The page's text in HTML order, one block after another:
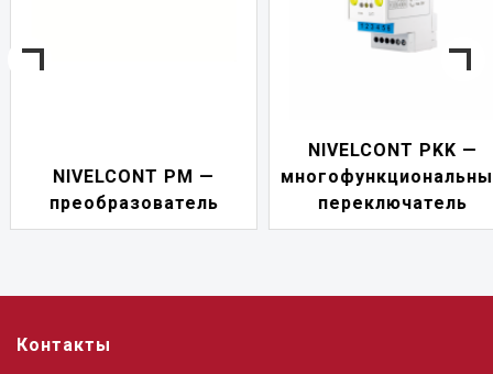
NIVELCONT PM —
преобразователь
NIVELCONT PKK —
переключатель
Контакты